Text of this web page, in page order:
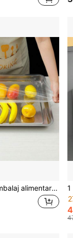
100 buc folie de ambalaj alimentară de unică folosință de calitate comercială, potrivită pentru restaurante și magazine de grătar - Dimensiune foarte mare, se potrivește cu boluri și farfurii standard, pentru exterior, camping